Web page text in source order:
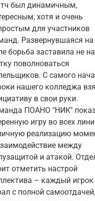
был динамичным,
хотя и очень
для участников
Развернувшаяся на
борьба заставила не на
поволноваться
С самого
нашего колледжа
в свои руки.
ПОАНО "НИК"
игру во всех
реализацию
между
и атакой.
отметить настрой
– каждый игрок
с полной